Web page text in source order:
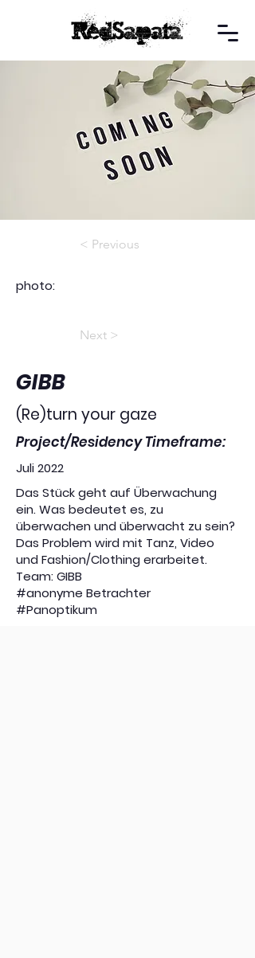
< Previous
photo:
Next >
GIBB
(Re)turn your gaze
Project/Residency Timeframe:
Juli 2022
Das Stück geht auf Überwachung
ein. Was bedeutet es, zu
überwachen und überwacht zu sein?
Das Problem wird mit Tanz, Video
und Fashion/Clothing erarbeitet.
Team: GIBB
#anonyme Betrachter
#Panoptikum